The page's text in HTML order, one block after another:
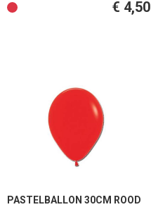
€ 4,50
PASTELBALLON 30CM ROOD